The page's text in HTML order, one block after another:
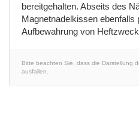
bereitgehalten. Abseits des
Magnetnadelkissen ebenfalls
Aufbewahrung von
Bitte beachten Sie, dass die Darstellung
ausfallen.